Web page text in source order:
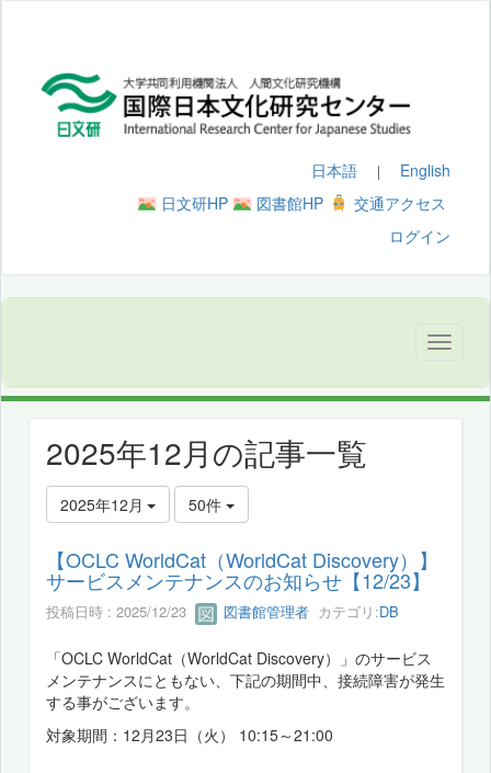
日本語 ｜ English
日文研HP
図書館HP
交通アクセス
ログイン
2025年12月の記事一覧
2025年12月 50件
【OCLC WorldCat（WorldCat Discovery）】
サービスメンテナンスのお知らせ【12/23】
投稿日時 : 2025/12/23 図書館管理者 カテゴリ:DB
「OCLC WorldCat（WorldCat Discovery）」のサービス
メンテナンスにともない、下記の期間中、接続障害が発生
する事がございます。
対象期間：12月23日（火） 10:15～21:00